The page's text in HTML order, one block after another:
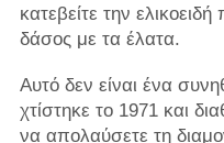
κατεβείτε την
δάσος με τα έλατα.
Αυτό δεν είναι ένα
χτίστηκε το 1971 και
να απολαύσετε τη